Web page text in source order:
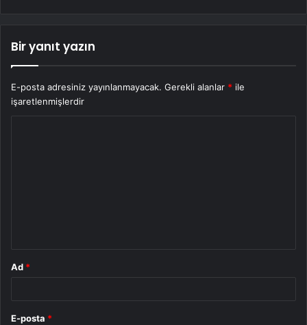
Bir yanıt yazın
E-posta adresiniz yayınlanmayacak. Gerekli alanlar * ile
işaretlenmişlerdir
Ad *
E-posta *